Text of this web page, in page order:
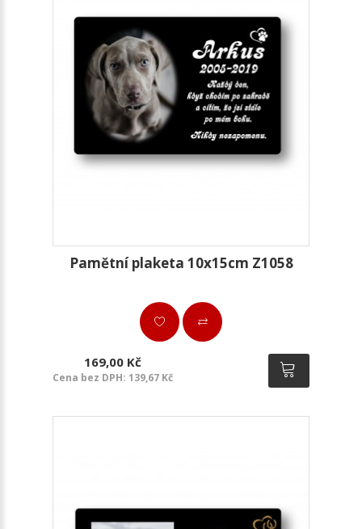
Pamětní plaketa 10x15cm Z1058
169,00 Kč
Cena bez DPH: 139,67 Kč